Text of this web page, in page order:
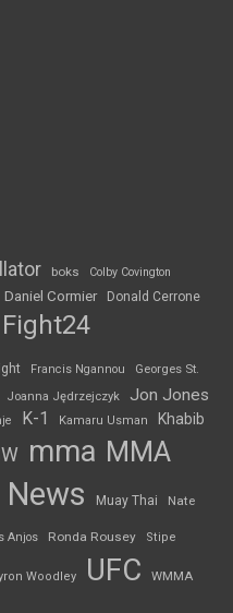
boks Colby Covington
Daniel Cormier Donald Cerrone
Fight24
Francis Ngannou
Georges St.
Joanna Jędrzejczyk Jon Jones
K-1 Kamaru Usman Khabib
mma MMA
Muay Thai Nate
Anjos Ronda Rousey Stipe
Woodley UFC WMMA